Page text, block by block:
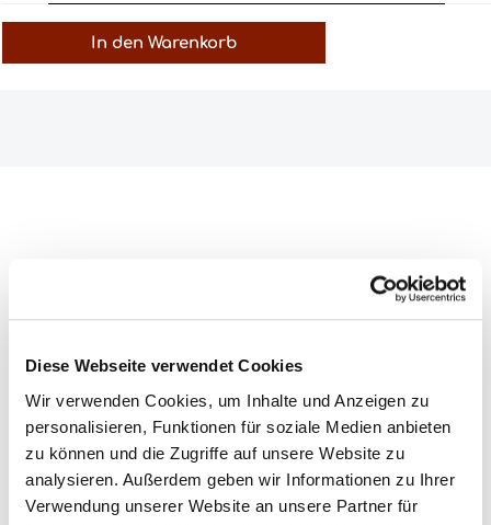
Diese Webseite verwendet Cookies
Wir verwenden Cookies, um Inhalte und Anzeigen zu
personalisieren, Funktionen für soziale Medien anbieten
zu können und die Zugriffe auf unsere Website zu
analysieren. Außerdem geben wir Informationen zu Ihrer
Verwendung unserer Website an unsere Partner für
In den Warenkorb
12,5%
Farbe:
Jahrgang: 1989
Land: Spanien